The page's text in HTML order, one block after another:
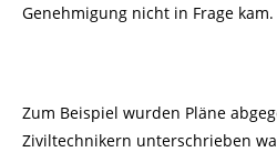
Genehmigung nicht in Frage kam.
Zum Beispiel wurden Pläne
Ziviltechnikern unterschrieben